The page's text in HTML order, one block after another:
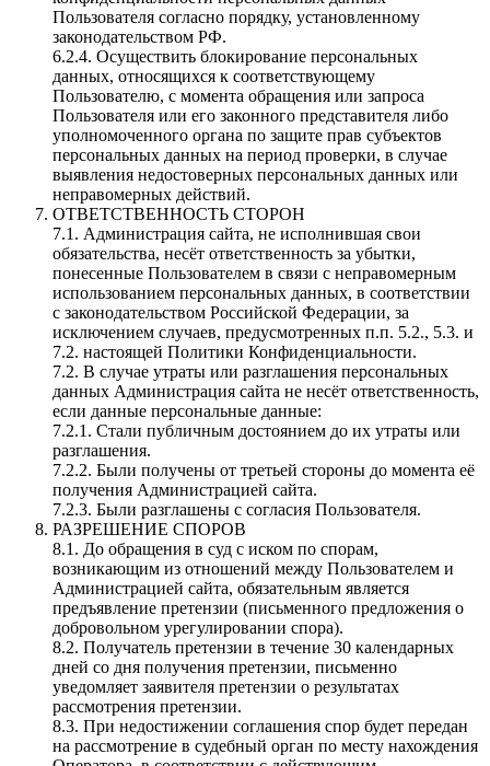
Пользователя согласно порядку, установленному
законодательством РФ.
6.2.4. Осуществить блокирование персональных
данных, относящихся к соответствующему
Пользователю, с момента обращения или запроса
Пользователя или его законного представителя либо
уполномоченного органа по защите прав субъектов
персональных данных на период проверки, в случае
выявления недостоверных персональных данных или
неправомерных действий.
ОТВЕТСТВЕННОСТЬ СТОРОН
7.1. Администрация сайта, не исполнившая свои
обязательства, несёт ответственность за убытки,
понесенные Пользователем в связи с неправомерным
использованием персональных данных, в соответствии
с законодательством Российской Федерации, за
исключением случаев, предусмотренных п.п. 5.2., 5.3. и
7.2. настоящей Политики Конфиденциальности.
7.2. В случае утраты или разглашения персональных
данных Администрация сайта не несёт ответственность,
если данные персональные данные:
7.2.1. Стали публичным достоянием до их утраты или
разглашения.
7.2.2. Были получены от третьей стороны до момента её
получения Администрацией сайта.
7.2.3. Были разглашены с согласия Пользователя.
РАЗРЕШЕНИЕ СПОРОВ
8.1. До обращения в суд с иском по спорам,
возникающим из отношений между Пользователем и
Администрацией сайта, обязательным является
предъявление претензии (письменного предложения о
добровольном урегулировании спора).
8.2. Получатель претензии в течение 30 календарных
дней со дня получения претензии, письменно
уведомляет заявителя претензии о результатах
рассмотрения претензии.
8.3. При недостижении соглашения спор будет передан
на рассмотрение в судебный орган по месту нахождения